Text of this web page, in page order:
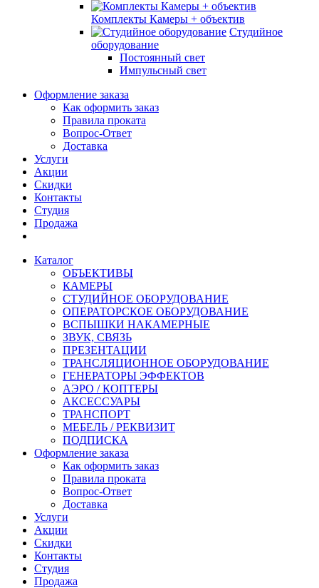
Комплекты Камеры + объектив
Студийное
оборудование
Постоянный свет
Импульсный свет
Оформление заказа
Как оформить заказ
Правила проката
Вопрос-Ответ
Доставка
Услуги
Акции
Скидки
Контакты
Студия
Продажа
Каталог
ОБЪЕКТИВЫ
КАМЕРЫ
СТУДИЙНОЕ ОБОРУДОВАНИЕ
ОПЕРАТОРСКОЕ ОБОРУДОВАНИЕ
ВСПЫШКИ НАКАМЕРНЫЕ
ЗВУК, СВЯЗЬ
ПРЕЗЕНТАЦИИ
ТРАНСЛЯЦИОННОЕ ОБОРУДОВАНИЕ
ГЕНЕРАТОРЫ ЭФФЕКТОВ
АЭРО / КОПТЕРЫ
АКСЕССУАРЫ
ТРАНСПОРТ
МЕБЕЛЬ / РЕКВИЗИТ
ПОДПИСКА
Оформление заказа
Как оформить заказ
Правила проката
Вопрос-Ответ
Доставка
Услуги
Акции
Скидки
Контакты
Студия
Продажа